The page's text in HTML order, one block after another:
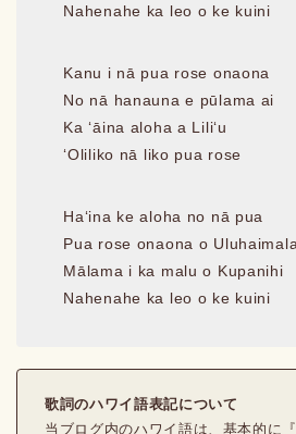
Nahenahe ka leo o ke kuini
Kanu i nā pua rose onaona
No nā hanauna e pūlama ai
Ka ʻāina aloha a Liliʻu
ʻOliliko nā liko pua rose
Haʻina ke aloha no nā pua
Pua rose onaona o
Mālama i ka malu o Kupanihi
Nahenahe ka leo o ke kuini
歌詞のハワイ語表記について
当ブログ内のハワイ語は、基本的に